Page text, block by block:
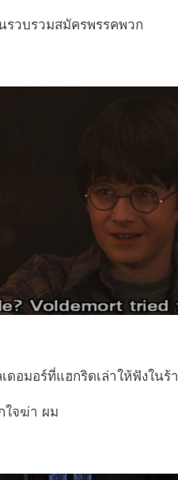
รวบรวมสมัครพรรคพวก
เดอมอร์ที่แฮกริดเล่าให้ฟังใน
ใจฆ่า ผม